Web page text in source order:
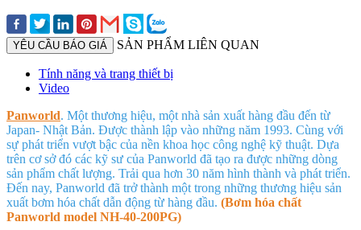
YÊU CẦU BÁO GIÁ SẢN PHẨM LIÊN QUAN
Tính năng và trang thiết bị
Video
Panworld. Một thương hiệu, một nhà sản xuất hàng đầu đến từ
Japan- Nhật Bản. Được thành lập vào những năm 1993. Cùng với
sự phát triển vượt bậc của nền khoa học công nghệ kỹ thuật. Dựa
trên cơ sở đó các kỹ sư của Panworld đã tạo ra được những dòng
sản phẩm chất lượng. Trải qua hơn 30 năm hình thành và phát triển.
Đến nay, Panworld đã trở thành một trong những thương hiệu sản
xuất bơm hóa chất dẫn động từ hàng đầu. (Bơm hóa chất
Panworld model NH-40-200PG)